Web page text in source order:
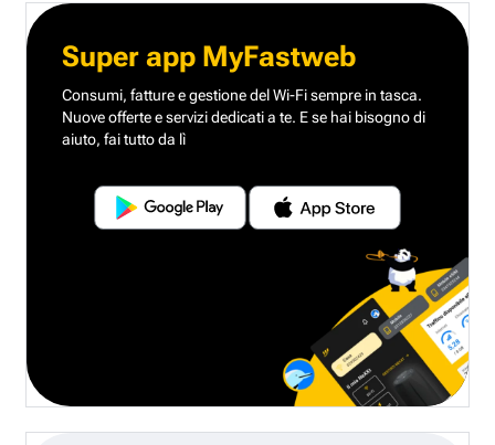
Super app MyFastweb
Consumi, fatture e gestione del Wi-Fi sempre in tasca.
Nuove offerte e servizi dedicati a te. E se hai bisogno di
aiuto, fai tutto da lì